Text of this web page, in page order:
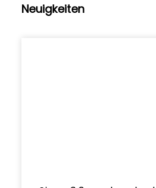
Neuigkeiten